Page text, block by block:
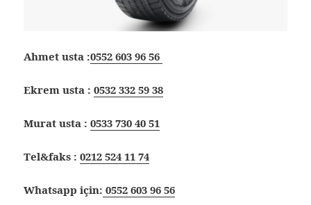
Ahmet usta :0552 603 96 56
Ekrem usta :0532 332 59 38
Murat usta :0533 730 40 51
Tel&faks :0212 524 11 74
Whatsapp için: 0552 603 96 56